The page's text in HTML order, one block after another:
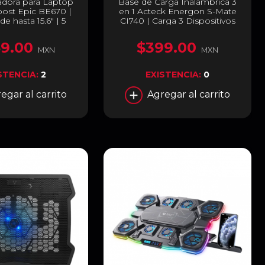
Epic BE670 |
hasta 15.6" | 5
LED | Silencioso
Velocidad | 2
940764
MXN
2
al carrito
en 1 Acteck Energon S-Mate
CI740 | Carga 3 Dispositivos
5W | Carga Inalámbrica Qi |
Negro / Plata | AC-937139
$399.00 MXN
EXISTENCIA: 0
Agregar al carrito